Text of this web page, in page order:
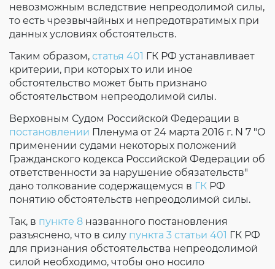
невозможным вследствие непреодолимой силы,
то есть чрезвычайных и непредотвратимых при
данных условиях обстоятельств.
Таким образом, статья 401 ГК РФ устанавливает
критерии, при которых то или иное
обстоятельство может быть признано
обстоятельством непреодолимой силы.
Верховным Судом Российской Федерации в
постановлении Пленума от 24 марта 2016 г. N 7 "О
применении судами некоторых положений
Гражданского кодекса Российской Федерации об
ответственности за нарушение обязательств"
дано толкование содержащемуся в ГК РФ
понятию обстоятельств непреодолимой силы.
Так, в пункте 8 названного постановления
разъяснено, что в силу пункта 3 статьи 401 ГК РФ
для признания обстоятельства непреодолимой
силой необходимо, чтобы оно носило